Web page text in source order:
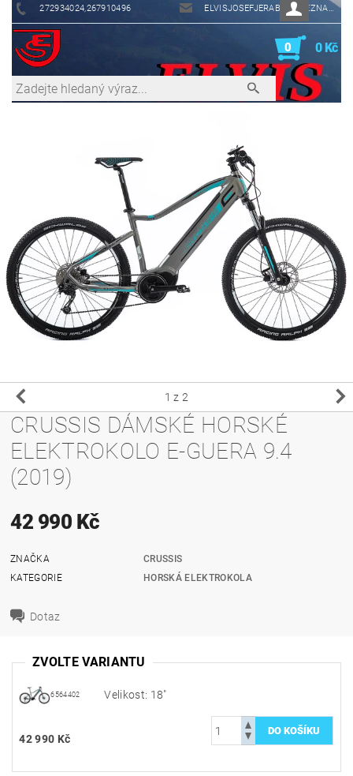
272934024,267910496 ELVISJOSEFJERABEK@SEZNAM.CZ
0 0 Kč
1 z 2
CRUSSIS DÁMSKÉ HORSKÉ
ELEKTROKOLO E-GUERA 9.4
(2019)
42 990 Kč
ZNAČKA
CRUSSIS
KATEGORIE
HORSKÁ ELEKTROKOLA
Dotaz
ZVOLTE VARIANTU
6564402 Velikost: 18"
42 990 Kč